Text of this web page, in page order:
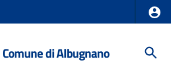
Comune di Albugnano